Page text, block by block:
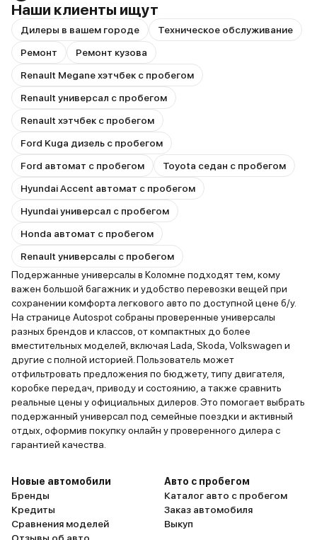
Наши клиенты ищут
Дилеры в вашем городе
Техническое обслуживание
Ремонт
Ремонт кузова
Renault Megane хэтчбек с пробегом
Renault универсал с пробегом
Renault хэтчбек с пробегом
Ford Kuga дизель с пробегом
Ford автомат с пробегом
Toyota седан с пробегом
Hyundai Accent автомат с пробегом
Hyundai универсал с пробегом
Honda автомат с пробегом
Renault универсалы с пробегом
Подержанные универсалы в Коломне подходят тем, кому
важен большой багажник и удобство перевозки вещей при
сохранении комфорта легкового авто по доступной цене б/у.
На странице Autospot собраны проверенные универсалы
разных брендов и классов, от компактных до более
вместительных моделей, включая Lada, Skoda, Volkswagen и
другие с полной историей. Пользователь может
отфильтровать предложения по бюджету, типу двигателя,
коробке передач, приводу и состоянию, а также сравнить
реальные цены у официальных дилеров. Это помогает выбрать
подержанный универсал под семейные поездки и активный
отдых, оформив покупку онлайн у проверенного дилера с
гарантией качества.
Новые автомобили
Бренды
Кредиты
Сравнения моделей
Авто с пробегом
Каталог авто с пробегом
Заказ автомобиля
Выкуп